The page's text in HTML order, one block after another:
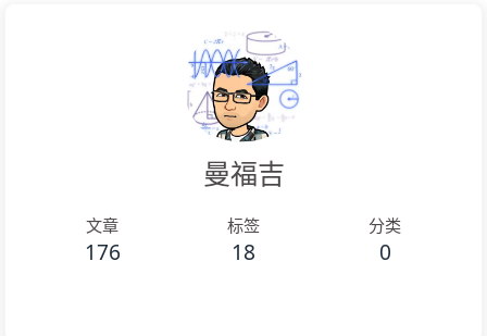
曼福吉
文章
176
标签
18
分类
0